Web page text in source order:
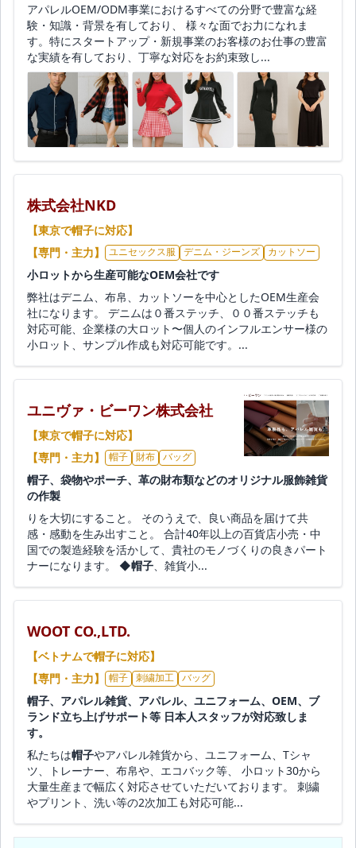
アパレルOEM/ODM事業におけるすべての分野で豊富な経
験・知識・背景を有しており、 様々な面でお力になれま
す。特にスタートアップ・新規事業のお客様のお仕事の豊富
な実績を有しており、丁寧な対応をお約束致し...
株式会社NKD
【東京で帽子に対応】
【専門・主力】
ユニセックス服 デニム・ジーンズ カットソー
小ロットから生産可能なOEM会社です
弊社はデニム、布帛、カットソーを中心としたOEM生産会
社になります。 デニムは０番ステッチ、００番ステッチも
対応可能、企業様の大ロット〜個人のインフルエンサー様の
小ロット、サンプル作成も対応可能です。...
ユニヴァ・ビーワン株式会社
【東京で帽子に対応】
【専門・主力】
帽子 財布 バッグ
帽子、袋物やポーチ、革の財布類などのオリジナル服飾雑貨
の作製
りを大切にすること。 そのうえで、良い商品を届けて共
感・感動を生み出すこと。 合計40年以上の百貨店小売・中
国での製造経験を活かして、貴社のモノづくりの良きパート
ナーになります。 ◆帽子、雑貨小...
WOOT CO.,LTD.
【ベトナムで帽子に対応】
【専門・主力】
帽子 刺繍加工 バッグ
帽子、アパレル雑貨、アパレル、ユニフォーム、OEM、ブ
ランド立ち上げサポート等 日本人スタッフが対応致しま
す。
私たちは帽子やアパレル雑貨から、ユニフォーム、Tシャ
ツ、トレーナー、布帛や、エコバック等、 小ロット30から
大量生産まで幅広く対応させていただいております。 刺繍
やプリント、洗い等の2次加工も対応可能...